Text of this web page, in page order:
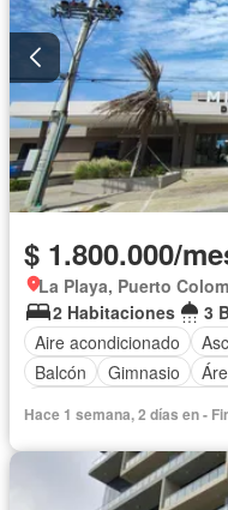
$ 1.800.000/
La Playa, Puerto
2 Habitaciones
3
Aire acondicionado
Balcón
Gimnasio
Gas natural
Hace 1 semana, 2 días en -